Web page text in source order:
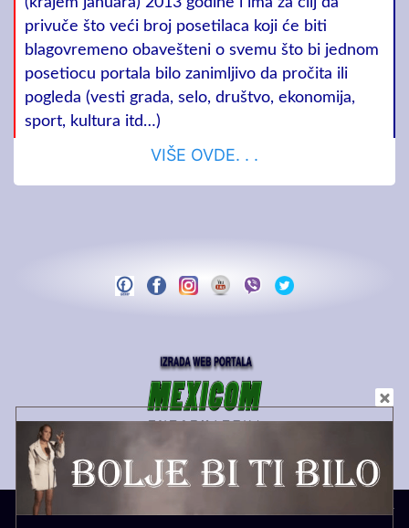
privuče što veći broj posetilaca koji će biti
blagovremeno obavešteni o svemu što bi jednom
posetiocu portala bilo zanimljivo da pročita ili
pogleda (vesti grada, selo, društvo, ekonomija,
sport, kultura itd…)
VIŠE OVDE. . .
Copyright MEDIA PS | 2021